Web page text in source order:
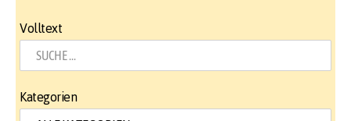
Volltext
Kategorien